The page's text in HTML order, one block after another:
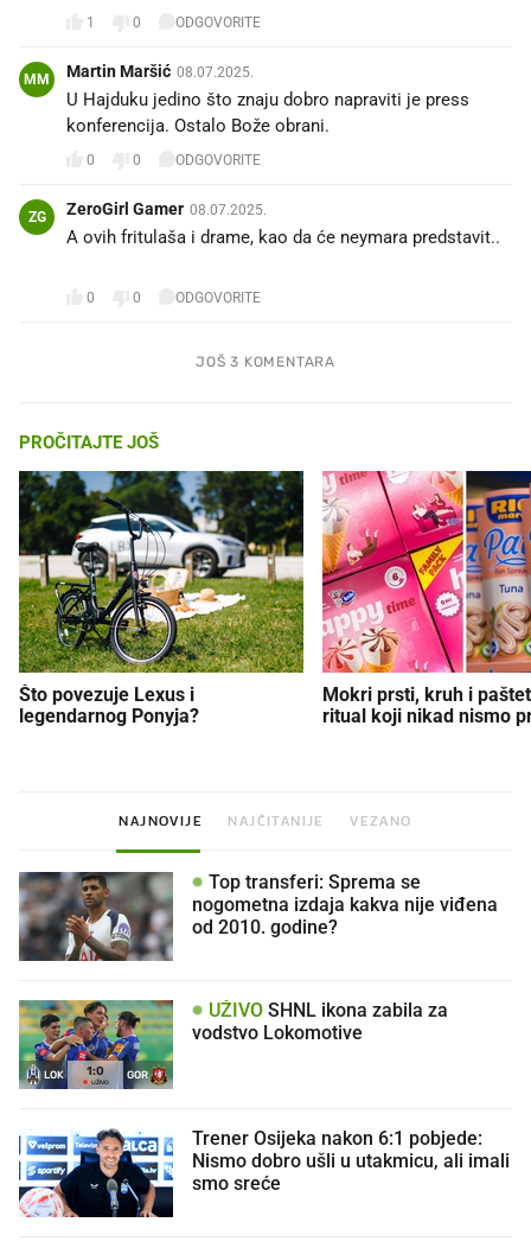
1 0 ODGOVORITE
MM Martin Maršić 08.07.2025.
U Hajduku jedino što znaju dobro napraviti je press
konferencija. Ostalo Bože obrani.
0 0 ODGOVORITE
ZG ZeroGirl Gamer 08.07.2025.
A ovih fritulaša i drame, kao da će neymara predstavit..
0 0 ODGOVORITE
JOŠ 3 KOMENTARA
PROČITAJTE JOŠ
Što povezuje Lexus i
legendarnog Ponyja?
Mokri prsti, kruh i
ritual koji nikad nismo
NAJNOVIJE NAJČITANIJE VEZANO
Top transferi: Sprema se
nogometna izdaja kakva nije viđena
od 2010. godine?
LOK 1:0
UŽIVO
GOR
UŽIVO
vodstvo Lokomotive
Trener Osijeka nakon 6:1 pobjede:
Nismo dobro ušli u utakmicu, ali imali
smo sreće